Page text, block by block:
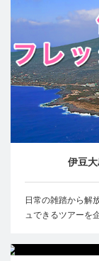
伊豆
日常の雑踏から解
ュできるツアーを